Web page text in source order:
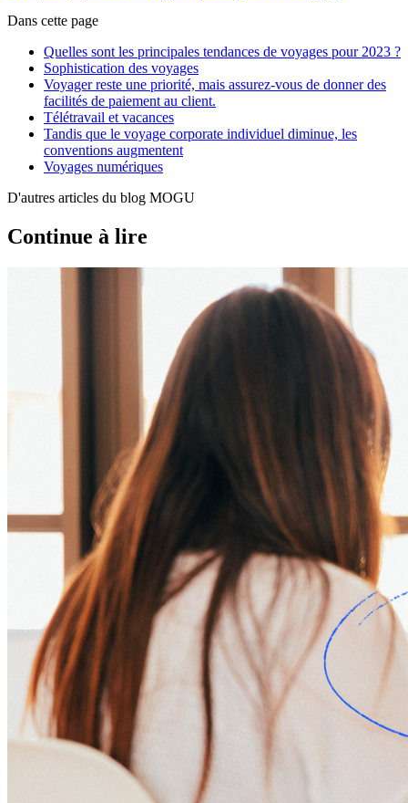
Dans cette page
Quelles sont les principales tendances de voyages pour 2023 ?
Sophistication des voyages
Voyager reste une priorité, mais assurez-vous de donner des
facilités de paiement au client.
Télétravail et vacances
Tandis que le voyage corporate individuel diminue, les
conventions augmentent
Voyages numériques
D'autres articles du blog MOGU
Continue à lire